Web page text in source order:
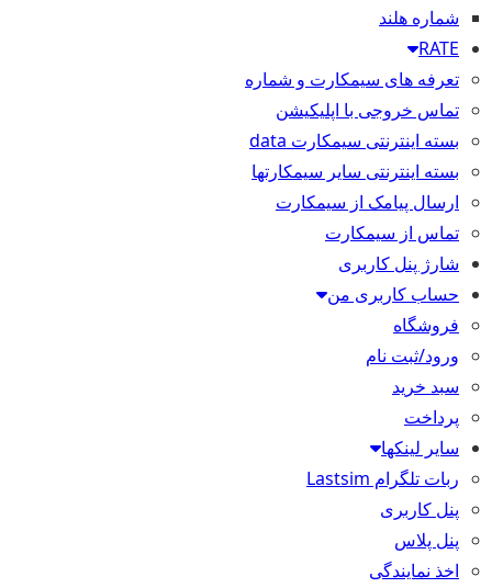
شماره هلند
RATE
تعرفه های سیمکارت و شماره
تماس خروجی با اپلیکیشن
بسته اینترنتی سیمکارت data
بسته اینترنتی سایر سیمکارتها
ارسال پیامک از سیمکارت
تماس از سیمکارت
شارژ پنل کاربری
حساب کاربری من
فروشگاه
ورود/ثبت نام
سبد خرید
پرداخت
سایر لینکها
ربات تلگرام Lastsim
پنل کاربری
پنل پلاس
اخذ نمایندگی